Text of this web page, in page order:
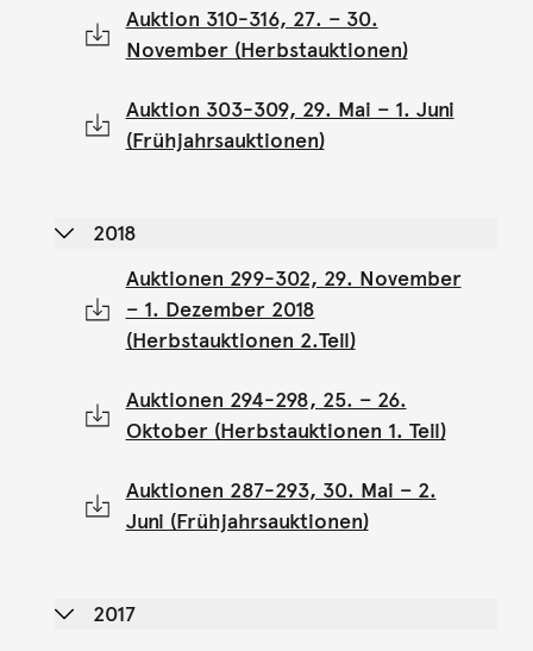
Auktion 310-316, 27. – 30.
November (Herbstauktionen)
Auktion 303-309, 29. Mai – 1. Juni
(Frühjahrsauktionen)
2018
Auktionen 299-302, 29. November
– 1. Dezember 2018
(Herbstauktionen 2.Teil)
Auktionen 294-298, 25. – 26.
Oktober (Herbstauktionen 1. Teil)
Auktionen 287-293, 30. Mai – 2.
Juni (Frühjahrsauktionen)
2017